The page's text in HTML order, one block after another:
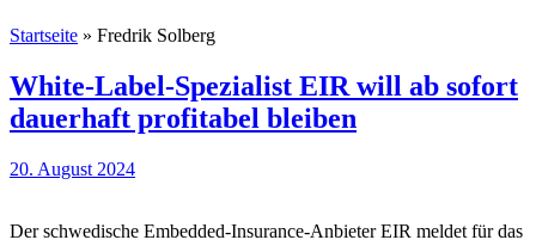
Startseite » Fredrik Solberg
White-Label-Spezialist EIR will ab sofort
dauerhaft profitabel bleiben
20. August 2024
Der schwedische Embedded-Insurance-Anbieter EIR meldet für das